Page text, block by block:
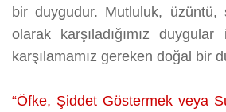
bir duygudur. Mutluluk, üzüntü,
olarak karşıladığımız
karşılamamız gereken doğal bir
“Öfke, Şiddet Göstermek veya